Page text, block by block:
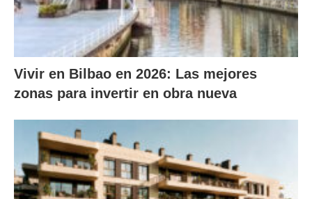
Vivir en Bilbao en 2026: Las mejores
zonas para invertir en obra nueva